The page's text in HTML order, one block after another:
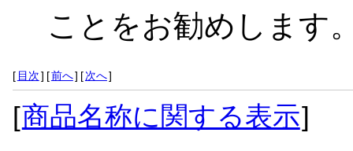
ことをお勧めします
[ 目次] [前へ] [次へ]
[商品名称に関する表示]